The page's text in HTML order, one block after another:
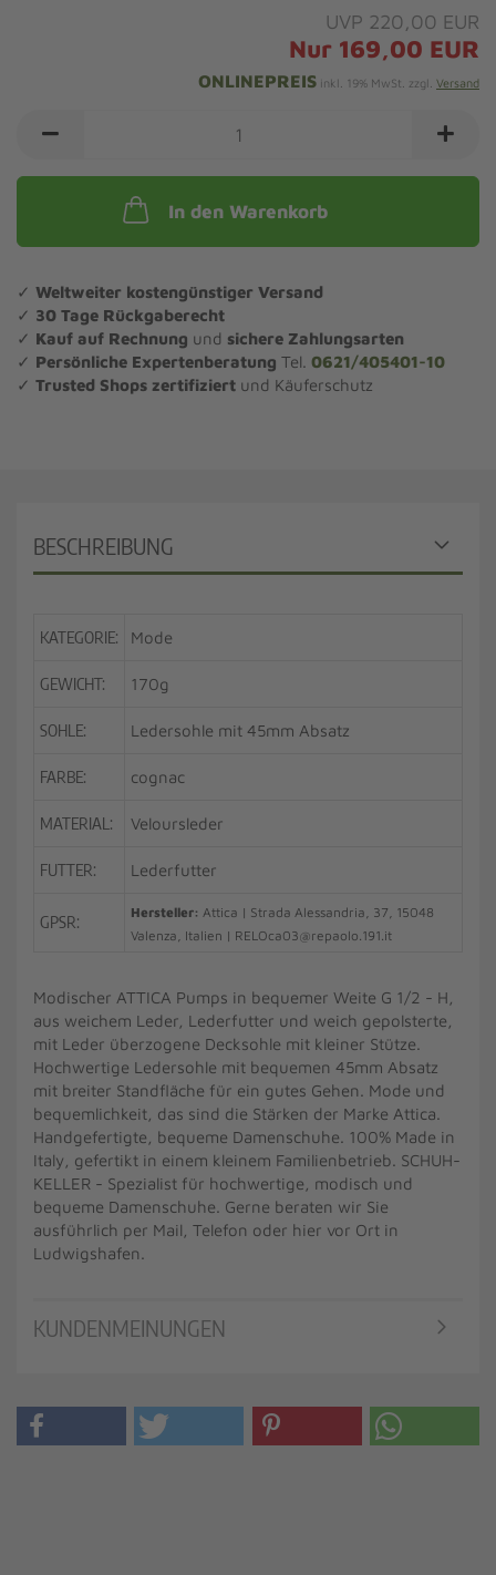
UVP 220,00 EUR
Nur 169,00 EUR
ONLINEPREIS inkl. 19% MwSt. zzgl. Versand
In den Warenkorb
✓ Weltweiter kostengünstiger Versand
✓ 30 Tage Rückgaberecht
✓ Kauf auf Rechnung und sichere Zahlungsarten
✓ Persönliche Expertenberatung Tel. 0621/405401-10
✓ Trusted Shops zertifiziert und Käuferschutz
BESCHREIBUNG
KATEGORIE: Mode
GEWICHT: 170g
SOHLE: Ledersohle mit 45mm Absatz
FARBE: cognac
MATERIAL: Veloursleder
FUTTER: Lederfutter
GPSR: Hersteller: Attica | Strada Alessandria, 37, 15048
Valenza, Italien | RELOca03@repaolo.191.it
Modischer ATTICA Pumps in bequemer Weite G 1/2 - H,
aus weichem Leder, Lederfutter und weich gepolsterte,
mit Leder überzogene Decksohle mit kleiner Stütze.
Hochwertige Ledersohle mit bequemen 45mm Absatz
mit breiter Standfläche für ein gutes Gehen. Mode und
bequemlichkeit, das sind die Stärken der Marke Attica.
Handgefertigte, bequeme Damenschuhe. 100% Made in
Italy, gefertikt in einem kleinem Familienbetrieb. SCHUH-
KELLER - Spezialist für hochwertige, modisch und
bequeme Damenschuhe. Gerne beraten wir Sie
ausführlich per Mail, Telefon oder hier vor Ort in
Ludwigshafen.
KUNDENMEINUNGEN